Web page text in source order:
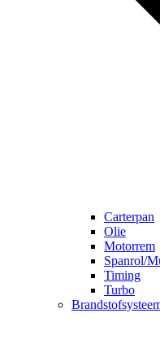
Carterpan
Olie
Motorrem
Spanrol/
Timing
Turbo